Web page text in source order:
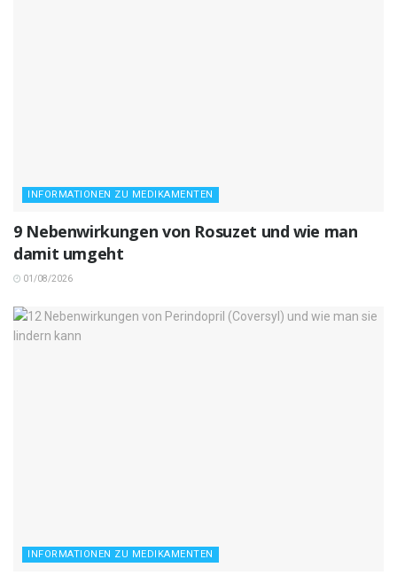
INFORMATIONEN ZU MEDIKAMENTEN
9 Nebenwirkungen von Rosuzet und wie man
damit umgeht
01/08/2026
INFORMATIONEN ZU MEDIKAMENTEN